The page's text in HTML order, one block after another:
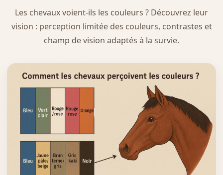
Les chevaux voient-ils les couleurs ? Découvrez leur
vision : perception limitée des couleurs, contrastes et
champ de vision adaptés à la survie.